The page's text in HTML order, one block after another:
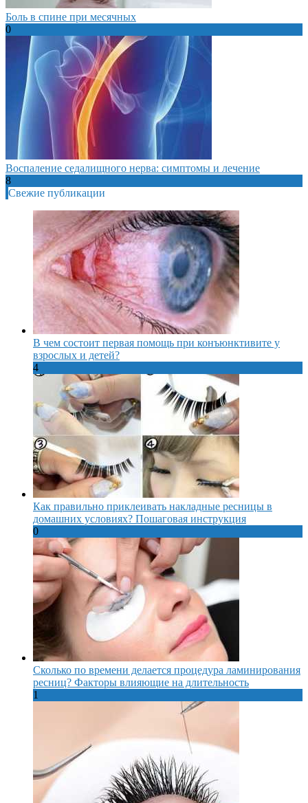
Боль в спине при месячных
0
Воспаление седалищного нерва: симптомы и лечение
8
Свежие публикации
В чем состоит первая помощь при конъюнктивите у
взрослых и детей?
4
Как правильно приклеивать накладные ресницы в
домашних условиях? Пошаговая инструкция
0
Сколько по времени делается процедура ламинирования
ресниц? Факторы влияющие на длительность
1